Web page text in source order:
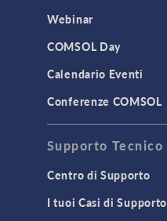
Webinar
COMSOL Day
Calendario Eventi
Conferenze COMSOL
Supporto Tecnico
Centro di Supporto
I tuoi Casi di Supporto